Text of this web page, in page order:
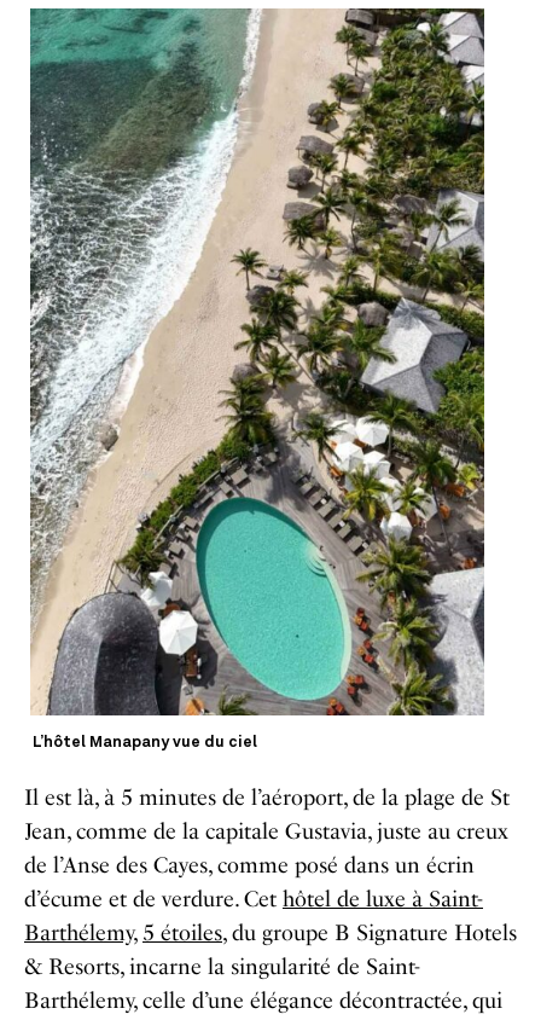
L’hôtel Manapany vue du ciel
Il est là, à 5 minutes de l’aéroport, de la plage de St
Jean, comme de la capitale Gustavia, juste au creux
de l’Anse des Cayes, comme posé dans un écrin
d’écume et de verdure. Cet hôtel de luxe à Saint-
Barthélemy, 5 étoiles, du groupe B Signature Hotels
& Resorts, incarne la singularité de Saint-
Barthélemy, celle d’une élégance décontractée, qui